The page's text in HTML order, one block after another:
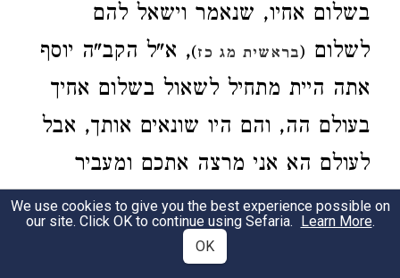
בשלום אחיו, שנאמר וישאל להם
לשלום (בראשית מג כז), א"ל הקב"ה יוסף
אתה היית מתחיל לשאול בשלום אחיך
בעולם הה, והם היו שונאים אותך, אבל
לעולם הא אני מרצה אתכם ומעביר
שנאה מביניכם ומושיב אתכם בשלוה
ועושה שלום ביניכם, וכך אמר דוד, הנה
We use cookies to give you the best experience possible on
our site. Click OK to continue using Sefaria. Learn More.
OK